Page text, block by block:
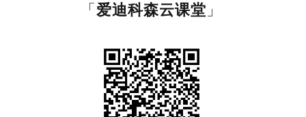
「爱迪科森云课堂 」